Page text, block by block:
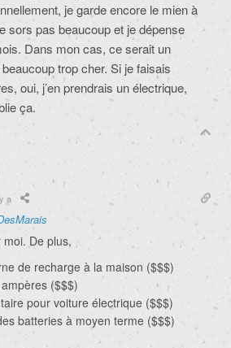
je garde encore le mien à
sors pas beaucoup et je dépense
Dans mon cas, ce serait un
trop cher. Si je faisais
oui, j’en prendrais un électrique,
ça.
a
De plus,
de recharge à la maison ($$$)
($$$)
pour voiture électrique ($$$)
batteries à moyen terme ($$$)